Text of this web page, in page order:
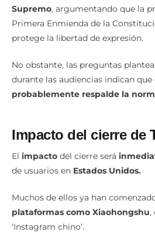
Supremo, argumentando que la
Primera Enmienda de la
protege la libertad de expresión.
No obstante, las preguntas
durante las audiencias indican que
probablemente respalde la
Impacto del cierre de
El impacto del cierre será
de usuarios en Estados Unidos.
Muchos de ellos ya han
plataformas como Xiaohongshu,
‘Instagram chino’.